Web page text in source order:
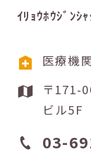
ｲﾘｮｳﾎｳｼﾞﾝｼ
医療機
〒171-0031 東京都豊島区目
ビル5F
03-